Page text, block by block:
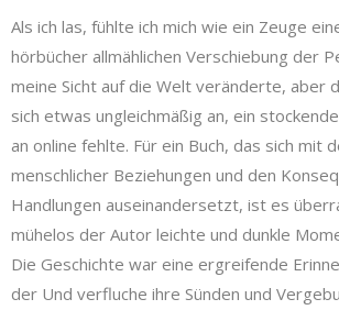
Als ich las, fühlte ich mich wie ein Zeuge
hörbücher allmählichen Verschiebung der
meine Sicht auf die Welt veränderte, aber
sich etwas ungleichmäßig an, ein
an online fehlte. Für ein Buch, das sich mit
menschlicher Beziehungen und den
Handlungen auseinandersetzt, ist es
mühelos der Autor leichte und dunkle
Die Geschichte war eine ergreifende
der Und verfluche ihre Sünden und